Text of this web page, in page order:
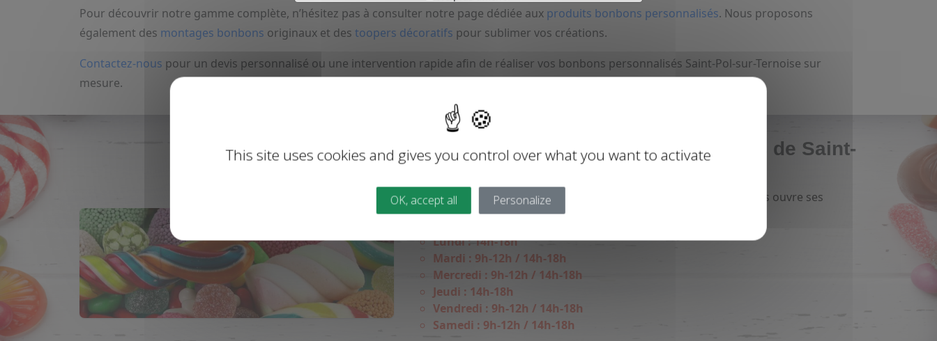
This site uses cookies and gives you control over what you want to activate
OK, accept all Personalize
Pour découvrir notre gamme complète, n’hésitez pas à consulter notre page dédiée aux produits bonbons personnalisés. Nous proposons
également des montages bonbons originaux et des toopers décoratifs pour sublimer vos créations.
Contactez-nous pour un devis personnalisé ou une intervention rapide afin de réaliser vos bonbons personnalisés Saint-Pol-sur-Ternoise sur
mesure.
Les horaires de votre candyshop près de Saint-
Pol-sur-Ternoise
Notre magasin de bonbons proche de Saint-Pol-sur-Ternoise
vous ouvre ses
portes dulundi au samedipour encore plus de
Lundi : 14h-18h
Mardi : 9h-12h / 14h-18h
Mercredi : 9h-12h / 14h-18h
Jeudi : 14h-18h
Vendredi : 9h-12h / 14h-18h
Samedi : 9h-12h / 14h-18h